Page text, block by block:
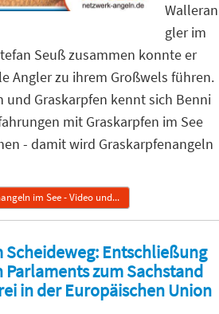
Walleran
gler im
Seuß zusammen konnte er
Angler zu ihrem Großwels führen.
und Graskarpfen kennt sich Benni
mit Graskarpfen im See
- damit wird Graskarpfenangeln
im See - Video und...
Scheideweg: Entschließung
Parlaments zum Sachstand
in der Europäischen Union